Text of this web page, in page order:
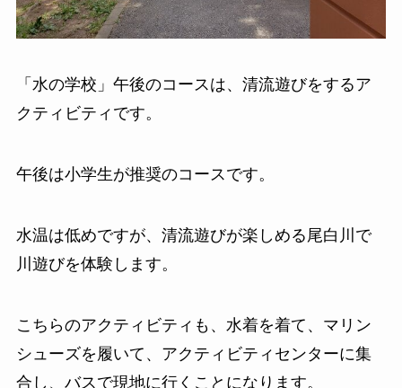
「水の学校」午後のコースは、清流遊びをするア
クティビティです。
午後は小学生が推奨のコースです。
水温は低めですが、清流遊びが楽しめる尾白川で
川遊びを体験します。
こちらのアクティビティも、水着を着て、マリン
シューズを履いて、アクティビティセンターに集
合し、バスで現地に行くことになります。